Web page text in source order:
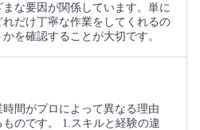
な要因が関係しています。単に
だけ丁寧な作業をしてくれるの
を確認することが大切です。
間がプロによって異なる理由
のです。 1.スキルと経験の違